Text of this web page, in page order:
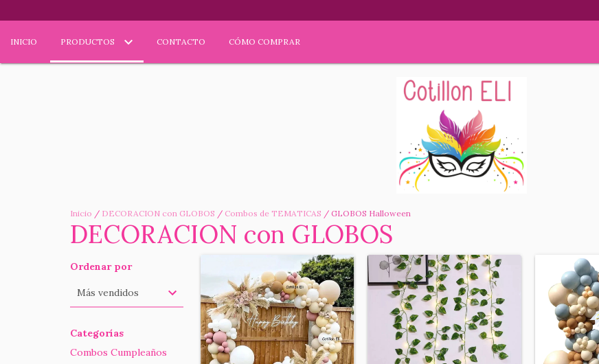
INICIO PRODUCTOS CONTACTO CÓMO COMPRAR
Inicio / DECORACION con GLOBOS / Combos de TEMATICAS / GLOBOS Halloween
DECORACION con GLOBOS
Ordenar por
Categorías
Combos Cumpleaños